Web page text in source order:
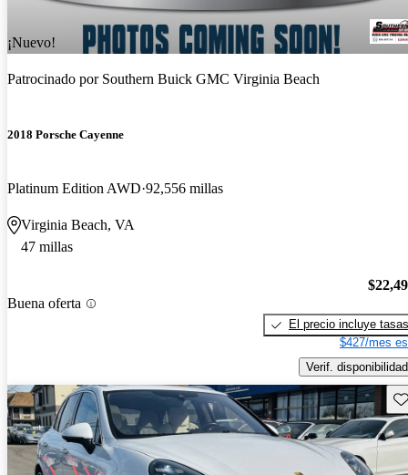
¡Nuevo!
Patrocinado por Southern Buick GMC Virginia Beach
2018 Porsche Cayenne
Platinum Edition AWD 92,556 millas
Virginia Beach, VA
47 millas
Buena oferta
El precio incluye tasas
$427/mes
Verif. disponibilidad